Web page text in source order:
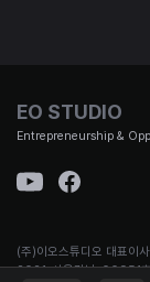
EO STUDIO
Entrepreneurship &
(주)이오스튜디오 대표이
2021-서울강남-00951